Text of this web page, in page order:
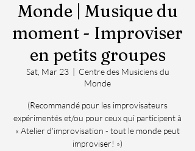
Monde | Musique du
moment - Improviser
en petits groupes
Sat, Mar 23
  |
Centre des Musiciens du
Monde
(Recommandé pour les improvisateurs
expérimentés et/ou pour ceux qui participent à
« Atelier d’improvisation - tout le monde peut
improviser! »)